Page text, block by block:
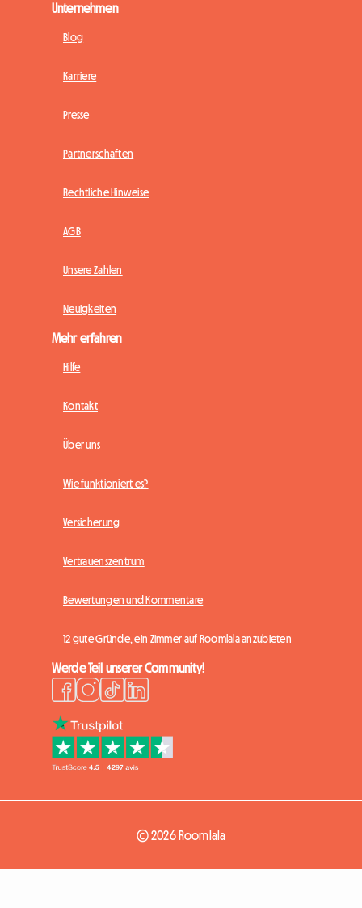
Unternehmen
Blog
Karriere
Presse
Partnerschaften
Rechtliche Hinweise
AGB
Unsere Zahlen
Neuigkeiten
Mehr erfahren
Hilfe
Kontakt
Über uns
Wie funktioniert es?
Versicherung
Vertrauenszentrum
Bewertungen und Kommentare
12 gute Gründe, ein Zimmer auf Roomlala anzubieten
Werde Teil unserer Community!
© 2026 Roomlala